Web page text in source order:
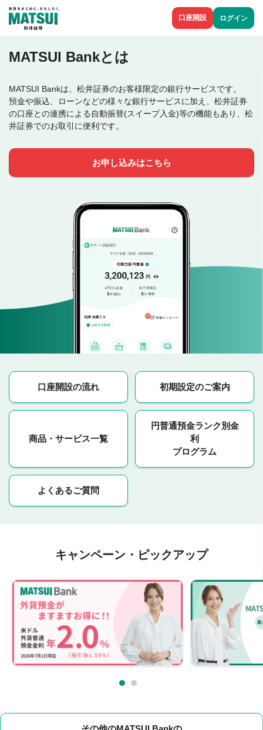
口座開設 ログイン
MATSUI Bankとは
MATSUI Bankは、松井証券のお客様限定の銀行サービスです。
預金や振込、ローンなどの様々な銀行サービスに加え、松井証券
の口座との連携による自動振替(スイープ入金)等の機能もあり、松
井証券でのお取引に便利です。
お申し込みはこちら
口座開設の流れ 初期設定のご案内
商品・サービス一覧
円普通預金ランク別金
利
プログラム
よくあるご質問
キャンペーン・ピックアップ